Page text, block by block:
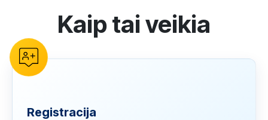
reCAPTCHA verificationKaip tai veikia
Registracija